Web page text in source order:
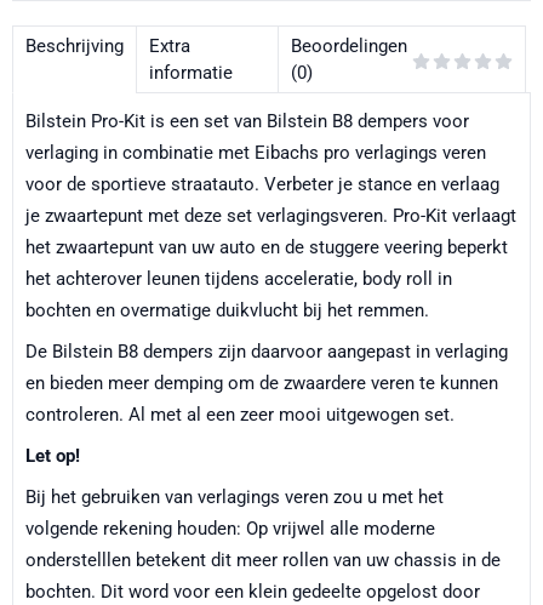
Beschrijving
Extra
informatie
Beoordelingen
(0)
Bilstein Pro-Kit is een set van Bilstein B8 dempers voor
verlaging in combinatie met Eibachs pro verlagings veren
voor de sportieve straatauto. Verbeter je stance en verlaag
je zwaartepunt met deze set verlagingsveren. Pro-Kit verlaagt
het zwaartepunt van uw auto en de stuggere veering beperkt
het achterover leunen tijdens acceleratie, body roll in
bochten en overmatige duikvlucht bij het remmen.
De Bilstein B8 dempers zijn daarvoor aangepast in verlaging
en bieden meer demping om de zwaardere veren te kunnen
controleren. Al met al een zeer mooi uitgewogen set.
Let op!
Bij het gebruiken van verlagings veren zou u met het
volgende rekening houden: Op vrijwel alle moderne
onderstelllen betekent dit meer rollen van uw chassis in de
bochten. Dit word voor een klein gedeelte opgelost door